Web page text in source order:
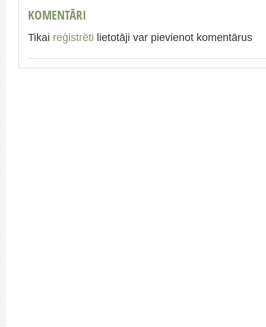
KOMENTĀRI
Tikai reģistrēti lietotāji var pievienot komentārus